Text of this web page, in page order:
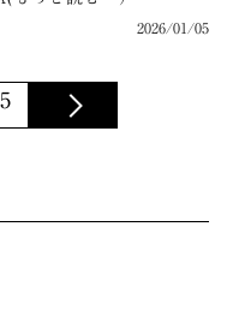
2026/01/05
5